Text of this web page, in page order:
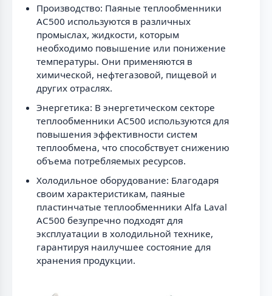
Производство: Паяные теплообменники
AC500 используются в различных
промыслах, жидкости, которым
необходимо повышение или понижение
температуры. Они применяются в
химической, нефтегазовой, пищевой и
других отраслях.
Энергетика: В энергетическом секторе
теплообменники AC500 используются для
повышения эффективности систем
теплообмена, что способствует снижению
объема потребляемых ресурсов.
Холодильное оборудование: Благодаря
своим характеристикам, паяные
пластинчатые теплообменники Alfa Laval
AC500 безупречно подходят для
эксплуатации в холодильной технике,
гарантируя наилучшее состояние для
хранения продукции.